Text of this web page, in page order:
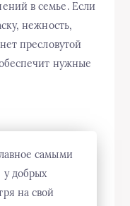
в семье. Если
нежность,
пресловутой
нужные
самыми
у добрых
на свой